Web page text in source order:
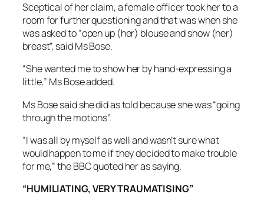
Sceptical of her claim, a female officer took her to a
room for further questioning and that was when she
was asked to “open up (her) blouse and show (her)
breast”, said Ms Bose.
“She wanted me to show her by hand-expressing a
little,” Ms Bose added.
Ms Bose said she did as told because she was “going
through the motions”.
“I was all by myself as well and wasn’t sure what
would happen to me if they decided to make trouble
for me,” the BBC quoted her as saying.
“HUMILIATING, VERY TRAUMATISING”